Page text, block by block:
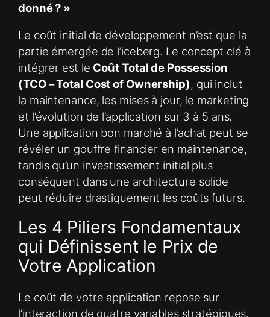
donné ? »
Le coût initial de développement n’est que la
partie émergée de l’iceberg. Le concept clé à
intégrer est le Coût Total de Possession
(TCO – Total Cost of Ownership), qui inclut
la maintenance, les mises à jour, le marketing
et l’évolution de l’application sur 3 à 5 ans.
Une application bon marché à l’achat peut se
révéler un gouffre financier en maintenance,
tandis qu’un investissement initial plus
conséquent dans une architecture solide
peut réduire drastiquement les coûts futurs.
Les 4 Piliers Fondamentaux
qui Définissent le Prix de
Votre Application
Le coût de votre application repose sur
l’interaction de quatre variables stratégiques.